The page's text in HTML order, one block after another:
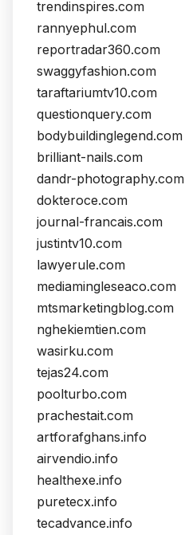
trendinspires.com
rannyephul.com
reportradar360.com
swaggyfashion.com
taraftariumtv10.com
questionquery.com
bodybuildinglegend.com
brilliant-nails.com
dandr-photography.com
dokteroce.com
journal-francais.com
justintv10.com
lawyerule.com
mediamingleseaco.com
mtsmarketingblog.com
nghekiemtien.com
wasirku.com
tejas24.com
poolturbo.com
prachestait.com
artforafghans.info
airvendio.info
healthexe.info
puretecx.info
tecadvance.info